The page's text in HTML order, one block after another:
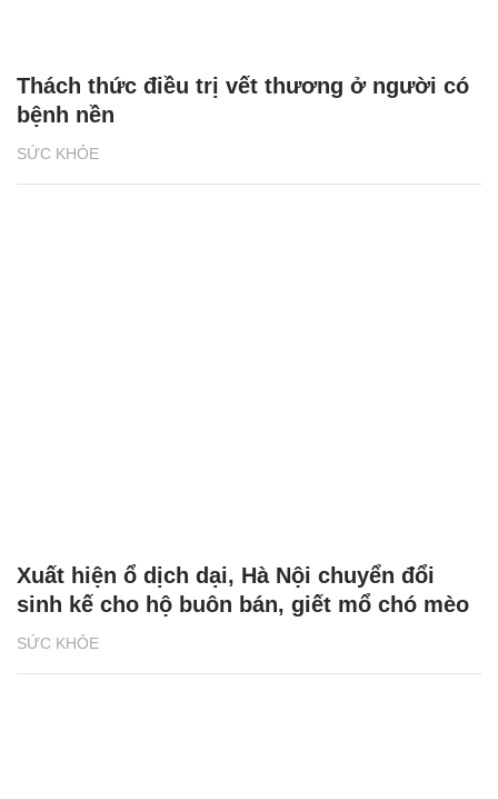
SỨC KHỎE
Thách thức điều trị vết thương ở người có
bệnh nền
SỨC KHỎE
Xuất hiện ổ dịch dại, Hà Nội chuyển đổi
sinh kế cho hộ buôn bán, giết mổ chó mèo